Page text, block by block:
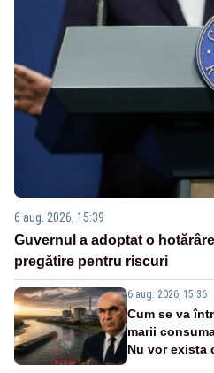
6 aug. 2026, 15:39
Guvernul a adoptat o
pregătire pentru riscuri
6 aug. 2026, 15:36
Cum se va
marii
Nu vor exista